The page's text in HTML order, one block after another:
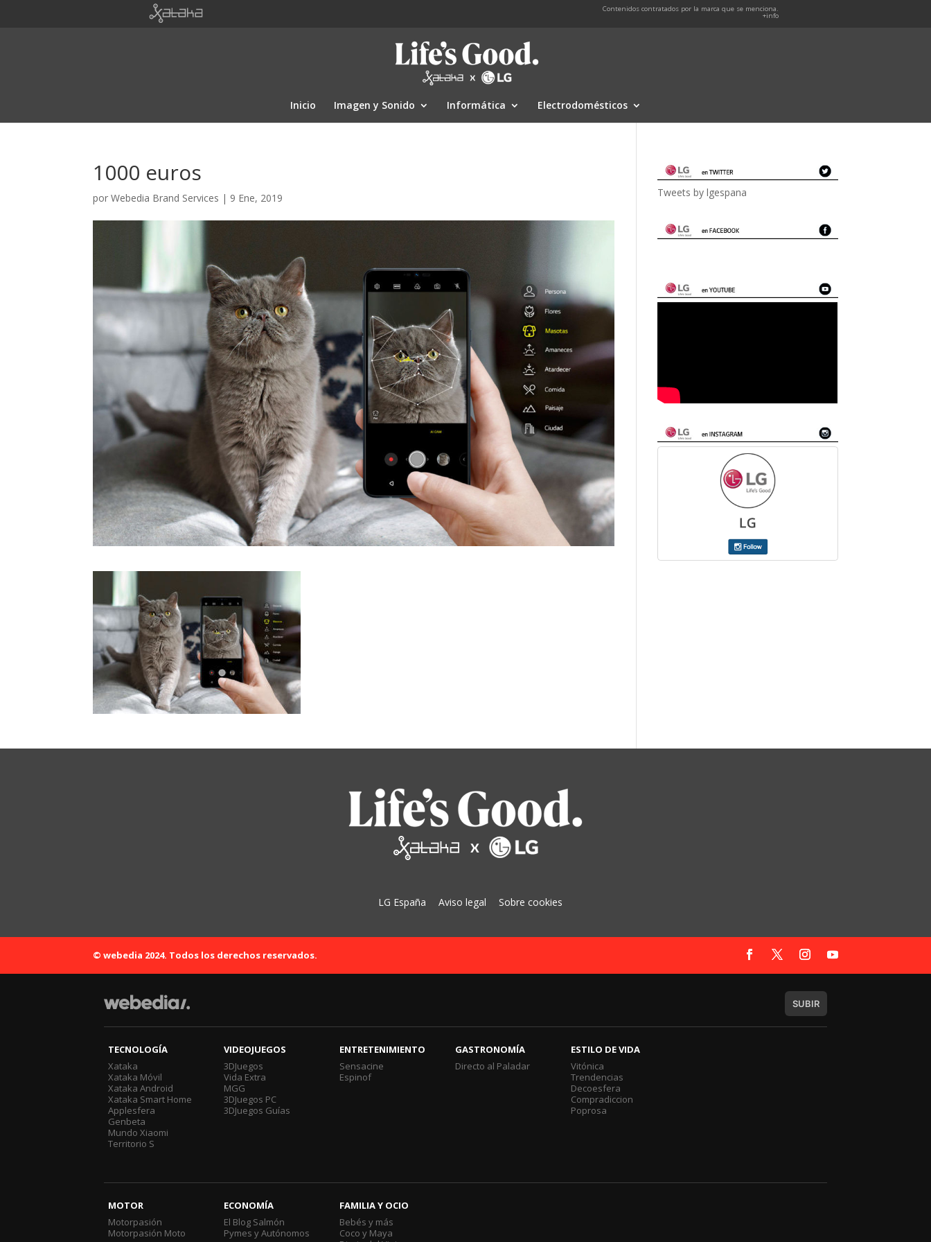
Contenidos contratados por la marca que se menciona.
+info
Inicio Imagen y Sonido Informática Electrodomésticos
1000 euros
porWebedia Brand Services | 9 Ene, 2019 Tweets by lgespana
LG España Aviso legal Sobre cookies
© webedia 2024. Todos los derechos reservados.
SUBIR
TECNOLOGÍA
Xataka
Xataka Móvil
Xataka Android
Xataka Smart Home
Applesfera
Genbeta
Mundo Xiaomi
Territorio S
VIDEOJUEGOS
3DJuegos
Vida Extra
MGG
3DJuegos PC
3DJuegos Guías
ENTRETENIMIENTO
Sensacine
Espinof
GASTRONOMÍA
Directo al Paladar
ESTILO DE VIDA
Vitónica
Trendencias
Decoesfera
Compradiccion
Poprosa
MOTOR
Motorpasión
Motorpasión Moto
ECONOMÍA
El Blog Salmón
Pymes y Autónomos
FAMILIA Y OCIO
Bebés y más
Coco y Maya